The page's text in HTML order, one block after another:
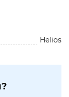
Helios